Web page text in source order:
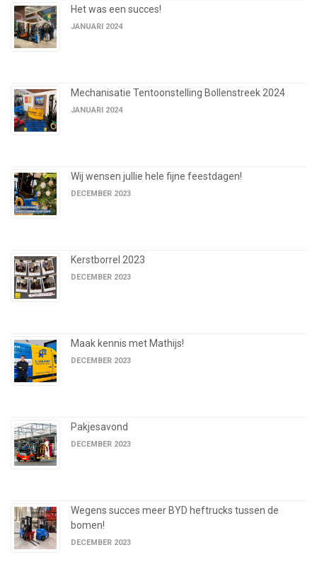
Het was een succes!
JANUARI 2024
Mechanisatie Tentoonstelling Bollenstreek 2024
JANUARI 2024
Wij wensen jullie hele fijne feestdagen!
DECEMBER 2023
Kerstborrel 2023
DECEMBER 2023
Maak kennis met Mathijs!
DECEMBER 2023
Pakjesavond
DECEMBER 2023
Wegens succes meer BYD heftrucks tussen de
bomen!
DECEMBER 2023